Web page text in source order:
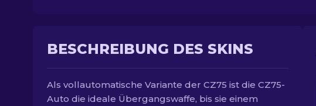
BESCHREIBUNG DES SKINS
Als vollautomatische Variante der CZ75 ist die CZ75-
Auto die ideale Übergangswaffe, bis sie einem